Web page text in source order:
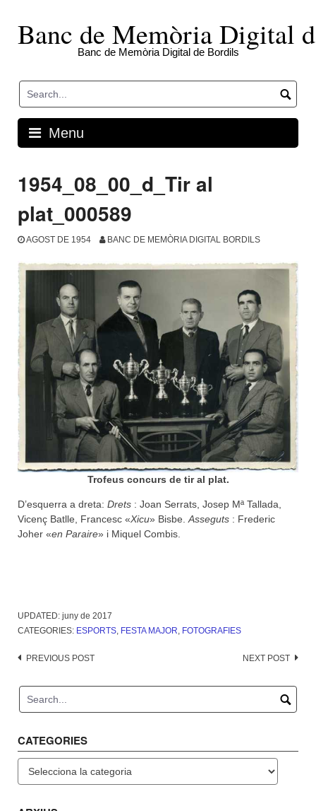
contentBanc de Memòria Digital
Banc de Memòria Digital de Bordils
Menu
1954_08_00_d_Tir al
plat_000589
AGOST DE 1954 BANC DE MEMÒRIA DIGITAL BORDILS
Trofeus concurs de tir al plat.
D’esquerra a dreta: Drets : Joan Serrats, Josep Mª Tallada,
Vicenç Batlle, Francesc «Xicu» Bisbe. Asseguts : Frederic
Joher «en Paraire» i Miquel Combis.
UPDATED: juny de 2017
CATEGORIES: ESPORTS, FESTA MAJOR, FOTOGRAFIES
Post
PREVIOUS POST NEXT POST
CATEGORIES